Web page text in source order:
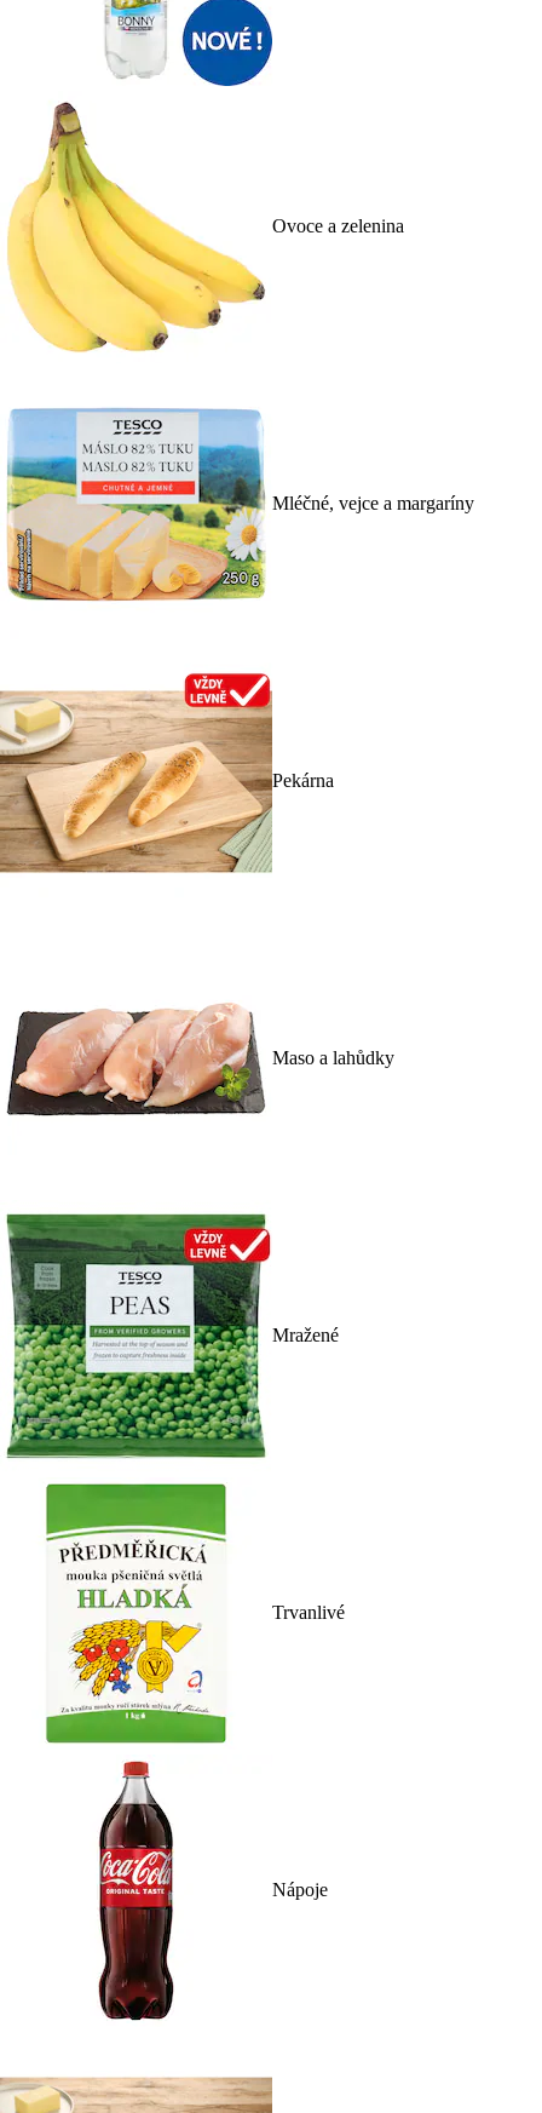
Ovoce a zelenina
Mléčné, vejce a margaríny
Pekárna
Maso a lahůdky
Mražené
Trvanlivé
Nápoje